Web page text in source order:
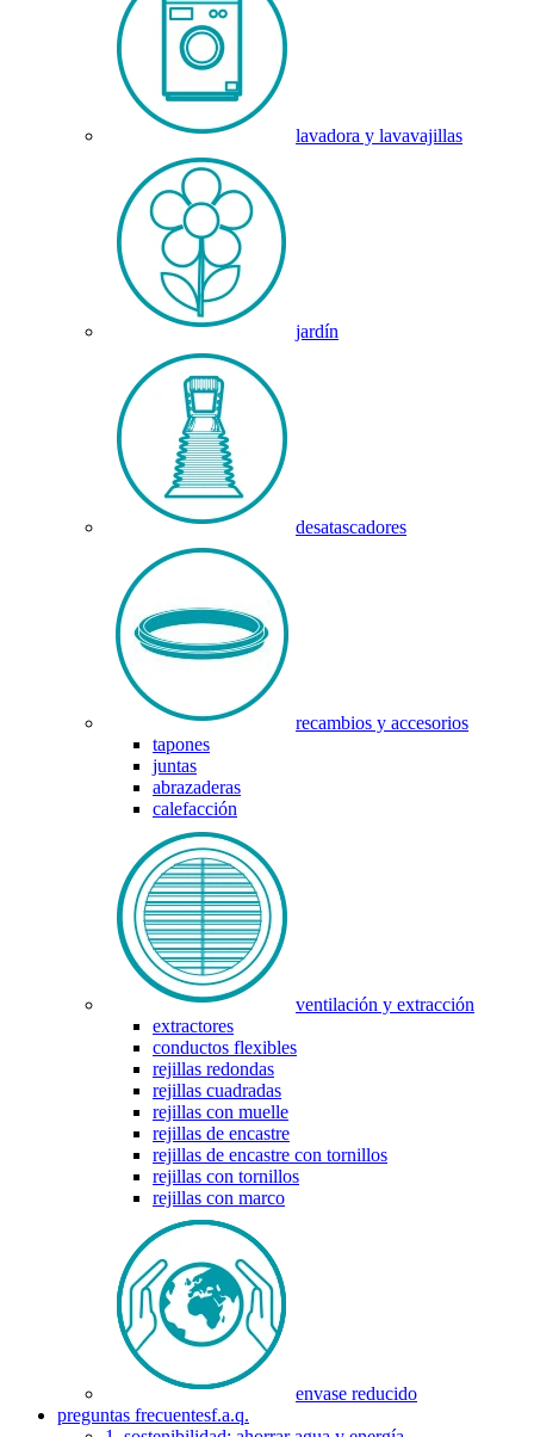
lavadora y lavavajillas
jardín
desatascadores
recambios y accesorios
tapones
juntas
abrazaderas
calefacción
ventilación y extracción
extractores
conductos flexibles
rejillas redondas
rejillas cuadradas
rejillas con muelle
rejillas de encastre
rejillas de encastre con tornillos
rejillas con tornillos
rejillas con marco
envase reducido
preguntas frecuentesf.a.q.